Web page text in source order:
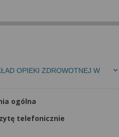
OPIEKI ZDROWOTNEJ W
ogólna
telefonicznie